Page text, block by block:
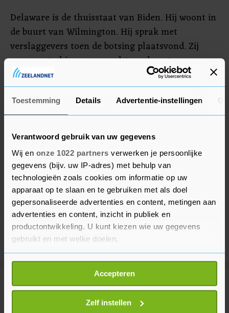
Toestemming Details Advertentie-instellingen
Verantwoord gebruik van uw gegevens
Wij en onze 1022 partners verwerken je persoonlijke
gegevens (bijv. uw IP-adres) met behulp van
technologieën zoals cookies om informatie op uw
apparaat op te slaan en te gebruiken met als doel
gepersonaliseerde advertenties en content, metingen aan
advertenties en content, inzicht in publiek en
productontwikkeling. U kunt kiezen wie uw gegevens
gebruikt en met welke doelen.
Als u het toestaat, willen we ook graag:
Informatie verzamelen over uw geografische
locatie, die tot een paar meter nauwkeurig kan zijn
Uw apparaat identificeren door het actief te
Accepteren
Zelf instellen
Delaware is de thuisstaat van Biden. Hij woont in
de buurt van Wilmington. Hij sprak met
verslaggevers toen de botsing plaatsvond. Zij
vrouw zat al in een gereedstaande auto.
Meer uit Buitenland